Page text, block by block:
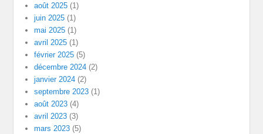
août 2025 (1)
juin 2025 (1)
mai 2025 (1)
avril 2025 (1)
février 2025 (5)
décembre 2024 (2)
janvier 2024 (2)
septembre 2023 (1)
août 2023 (4)
avril 2023 (3)
mars 2023 (5)